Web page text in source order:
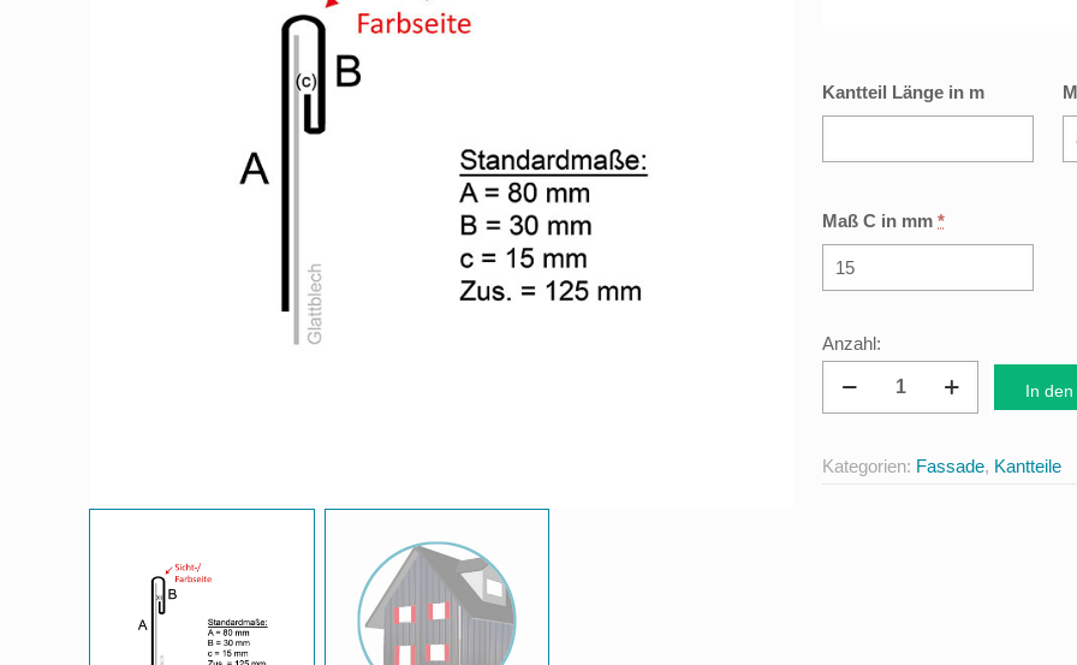
Kantteil Länge in m
Maß C in mm *
Einschubleiste
schmal
Fenster
In
Kategorien: Fassade, Kantteile